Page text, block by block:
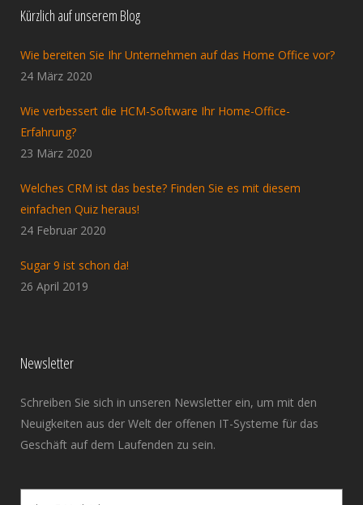
Kürzlich auf unserem Blog
Wie bereiten Sie Ihr Unternehmen auf das Home Office vor?
24 März 2020
Wie verbessert die HCM-Software Ihr Home-Office-
Erfahrung?
23 März 2020
Welches CRM ist das beste? Finden Sie es mit diesem
einfachen Quiz heraus!
24 Februar 2020
Sugar 9 ist schon da!
26 April 2019
Newsletter
Schreiben Sie sich in unseren Newsletter ein, um mit den
Neuigkeiten aus der Welt der offenen IT-Systeme für das
Geschäft auf dem Laufenden zu sein.